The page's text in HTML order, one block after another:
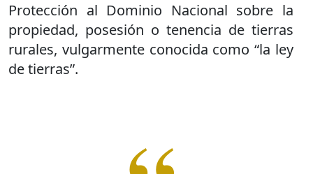
Protección al Dominio Nacional sobre la
propiedad, posesión o tenencia de tierras
rurales, vulgarmente conocida como “la ley
de tierras”.